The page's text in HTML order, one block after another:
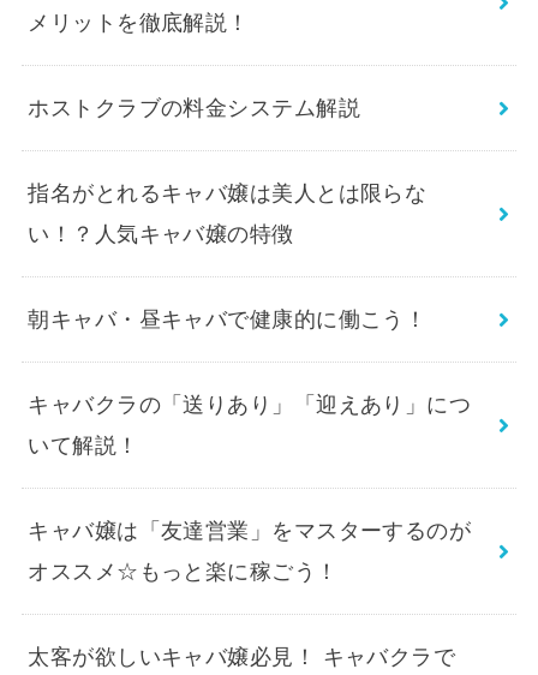
メリットを徹底解説！
ホストクラブの料金システム解説
指名がとれるキャバ嬢は美人とは限らな
い！？人気キャバ嬢の特徴
朝キャバ・昼キャバで健康的に働こう！
キャバクラの「送りあり」「迎えあり」につ
いて解説！
キャバ嬢は「友達営業」をマスターするのが
オススメ☆もっと楽に稼ごう！
太客が欲しいキャバ嬢必見！ キャバクラで